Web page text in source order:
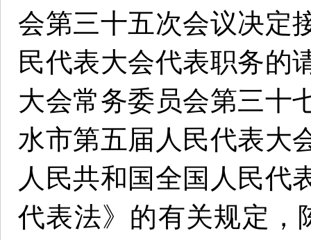
会第三十五次会议决定
民代表大会代表职务的
大会常务委员会第三十
水市第五届人民代表大
人民共和国全国人民代
代表法》的有关规定，